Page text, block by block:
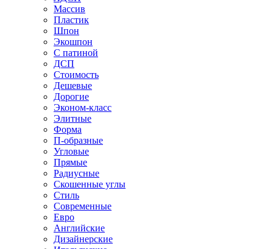
Массив
Пластик
Шпон
Экошпон
С патиной
ДСП
Стоимость
Дешевые
Дорогие
Эконом-класс
Элитные
Форма
П-образные
Угловые
Прямые
Радиусные
Скошенные углы
Стиль
Современные
Евро
Английские
Дизайнерские